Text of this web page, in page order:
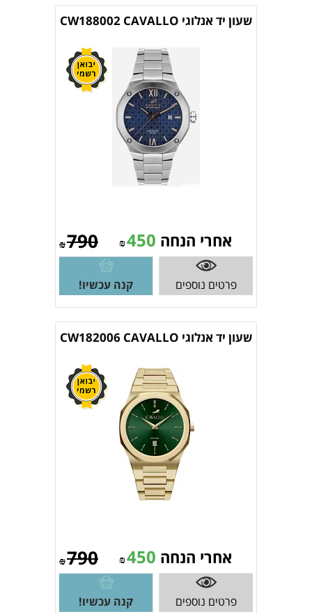
שעון יד אנלוגי CW188002 CAVALLO
₪790 אחרי הנחה ₪450
פרטים נוספים קנה עכשיו!
שעון יד אנלוגי CW182006 CAVALLO
₪790 אחרי הנחה ₪450
פרטים נוספים קנה עכשיו!